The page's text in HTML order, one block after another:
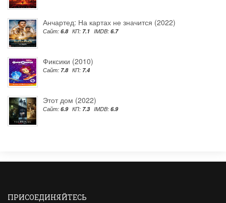
Анчартед: На картах не значится (2022)
Сайт: 6.8 КП: 7.1 IMDB: 6.7
Фиксики (2010)
Сайт: 7.8 КП: 7.4
Этот дом (2022)
Сайт: 6.9 КП: 7.3 IMDB: 6.9
ПРИСОЕДИНЯЙТЕСЬ